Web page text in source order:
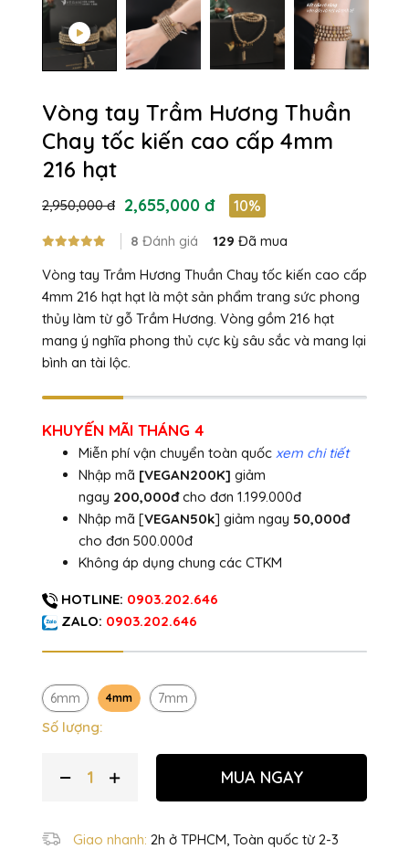
Vòng tay Trầm Hương Thuần
Chay tốc kiến cao cấp 4mm
216 hạt
2,950,000 đ 2,655,000 đ 10%
8 Đánh giá 129 Đã mua
Vòng tay Trầm Hương Thuần Chay tốc kiến cao cấp
4mm 216 hạt hạt là một sản phẩm trang sức phong
thủy làm từ gỗ Trầm Hương. Vòng gồm 216 hạt
mang ý nghĩa phong thủ cực kỳ sâu sắc và mang lại
bình an tài lộc.
KHUYẾN MÃI THÁNG 4
Miễn phí vận chuyển toàn quốc xem chi tiết
Nhập mã [VEGAN200K] giảm
ngay 200,000đcho đơn 1.199.000đ
Nhập mã [VEGAN50k] giảm ngay 50,000đ
cho đơn 500.000đ
Không áp dụng chung các CTKM
HOTLINE: 0903.202.646
ZALO: 0903.202.646
6mm 4mm 7mm
Số lượng:
MUA NGAY
Giao nhanh: 2h ở TPHCM, Toàn quốc từ 2-3